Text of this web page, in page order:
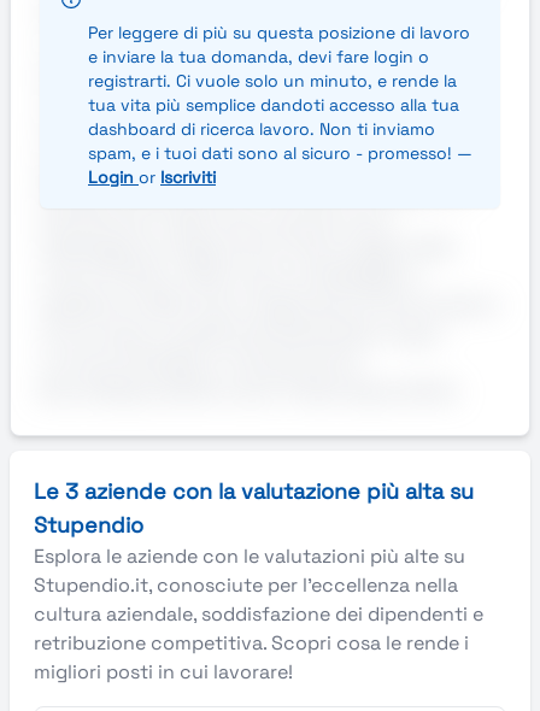
esigenze dei clienti in termini di tempi di
consegna e qualità del servizio.Si offre ai
dipendenti un ambiente dinamico, attento alla
sicurezza e alla qualità del lavoro, con la
possibilità di crescere
professionalmente.Principali responsabilità:-
Ricezione della merce in entrata nel magazzino-
Per leggere di più su questa posizione di lavoro
e inviare la tua domanda, devi fare login o
registrarti. Ci vuole solo un minuto, e rende la
tua vita più semplice dandoti accesso alla tua
dashboard di ricerca lavoro. Non ti inviamo
spam, e i tuoi dati sono al sicuro - promesso! —
Login or Iscriviti
Le 3 aziende con la valutazione più alta su
Stupendio
Esplora le aziende con le valutazioni più alte su
Stupendio.it, conosciute per l’eccellenza nella
cultura aziendale, soddisfazione dei dipendenti e
retribuzione competitiva. Scopri cosa le rende i
migliori posti in cui lavorare!